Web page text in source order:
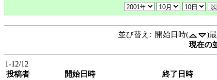
並び替え: 開始日時(
)
現在の
1-12/12
投稿者
開始日時
終了日時